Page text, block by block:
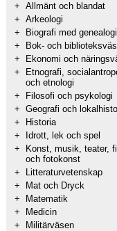
+ Allmänt och blandat
+ Arkeologi
+
Biografi med genealogi
+
Bok- och
+
Ekonomi och
+
Etnografi,
och etnologi
+
Filosofi och psykologi
+ Geografi och
+
Historia
+
Idrott, lek och spel
+
Konst, musik, teater,
och fotokonst
+
Litteraturvetenskap
+
Mat och Dryck
+
Matematik
+
Medicin
+
Militärväsen